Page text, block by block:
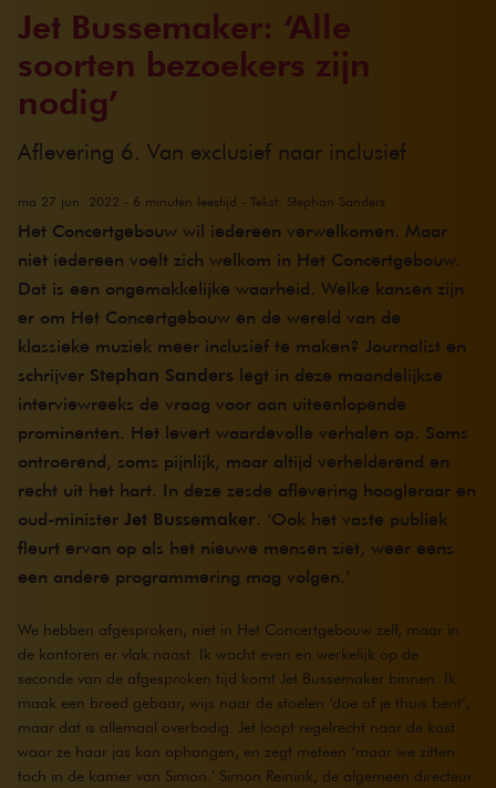
Jet Bussemaker: ‘Alle
soorten bezoekers zijn
nodig’
Aflevering 6. Van exclusief naar inclusief
ma 27 jun. 2022 - 6 minuten leestijd - Tekst: Stephan Sanders
Het Concertgebouw wil iedereen verwelkomen. Maar
niet iedereen voelt zich welkom in Het Concertgebouw.
Dat is een ongemakkelijke waarheid. Welke kansen zijn
er om Het Concertgebouw en de wereld van de
klassieke muziek meer inclusief te maken? Journalist en
schrijver Stephan Sanders legt in deze maandelijkse
interviewreeks de vraag voor aan uiteenlopende
prominenten. Het levert waardevolle verhalen op. Soms
ontroerend, soms pijnlijk, maar altijd verhelderend en
recht uit het hart. In deze zesde aflevering hoogleraar en
oud-minister Jet Bussemaker. ‘Ook het vaste publiek
fleurt ervan op als het nieuwe mensen ziet, weer eens
een andere programmering mag volgen.’
We hebben afgesproken, niet in Het Concertgebouw zelf, maar in
de kantoren er vlak naast. Ik wacht even en werkelijk op de
seconde van de afgesproken tijd komt Jet Bussemaker binnen. Ik
maak een breed gebaar, wijs naar de stoelen ‘doe of je thuis bent’,
maar dat is allemaal overbodig. Jet loopt regelrecht naar de kast
waar ze haar jas kan ophangen, en zegt meteen ‘maar we zitten
toch in de kamer van Simon.' Simon Reinink, de algemeen directeur.